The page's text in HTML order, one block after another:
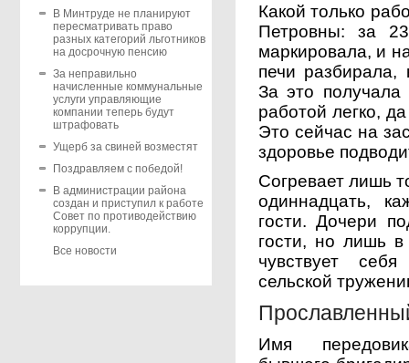
В Минтруде не планируют
пересматривать право
разных категорий льготников
на досрочную пенсию
За неправильно
начисленные коммунальные
услуги управляющие
компании теперь будут
штрафовать
Ущерб за свиней возместят
Поздравляем с победой!
В администрации района
создан и приступил к работе
Совет по противодействию
коррупции.
Все новости
Какой только
Петровны: за
маркировала, и
печи разбирала,
За это
работой легко,
Это сейчас на
здоровье
Согревает лишь
одиннадцать,
гости. Дочери
гости, но лишь
чувствует
сельской
Имя